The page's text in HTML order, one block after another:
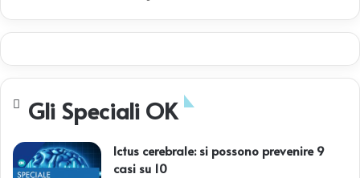
Gli Speciali OK
Ictus cerebrale: si possono prevenire 9
casi su 10